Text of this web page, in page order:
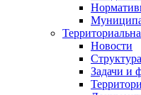
Новости
Структура
Задачи и